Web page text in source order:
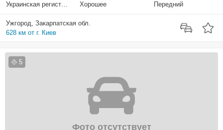
Украинская регистрация
Хорошее Передний
Ужгород, Закарпатская обл.
628 км от г. Киев
5
Фото отсутствует